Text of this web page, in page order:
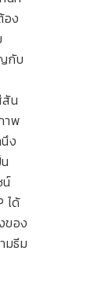
อง
กับ
น
าพ
ง
น์
ได้
ของ
มธีม